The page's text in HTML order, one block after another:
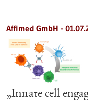
Affimed GmbH -
„Innate cell